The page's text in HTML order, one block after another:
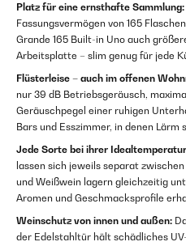
Platz für eine ernsthafte Sammlung:
Fassungsvermögen von 165
Grande 165 Built-in Uno auch
Arbeitsplatte – slim genug für jede
Flüsterleise – auch im offenen
nur 39 dB Betriebsgeräusch,
Geräuschpegel einer ruhigen
Bars und Esszimmer, in denen Lärm
Jede Sorte bei ihrer
lassen sich jeweils separat
und Weißwein lagern gleichzeitig
Aromen und Geschmacksprofile
Weinschutz von innen und außen:
der Edelstahltür hält schädliches